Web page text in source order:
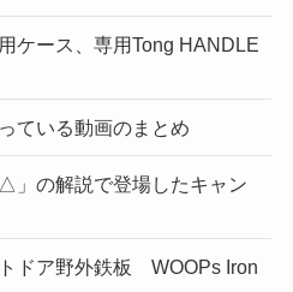
ケース、専用Tong HANDLE
ている動画のまとめ
」の解説で登場したキャン
ドア野外鉄板 WOOPs Iron